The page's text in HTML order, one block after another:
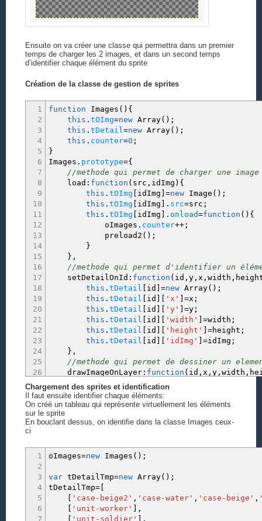
Ensuite on va créer une classe qui permettra dans un premier
temps de charger les 2 images, et dans un second temps
d’identifier chaque élément du sprite
Création de la classe de gestion de sprites
1
2
3
4
5
6
7
8
9
10
11
12
13
14
15
16
17
18
19
20
21
22
23
24
25
26
28
29
30
31
33
34
35
36
37
38
39
function Images ( ) {
this . tOImg=newArray( ) ;
this . tDetail =newArray( ) ;
this . counter=0 ;
}
Images. prototype={
//methode qui permet de charger une image
load : function ( src , idImg ) {
this . tOImg idImg =newImage ( ) ;
this . tOImg idImg . src=src ;
this . tOImg idImg . onload=function ( ) {
oImages. counter++;
preload2 ( ) ;
}
} ,
//methode qui permet d'identifier un
setDetailOnId : function ( id , y, x , width ,
this . tDetail id =newArray( ) ;
this . tDetail id 'x' =x ;
this . tDetail id 'y' =y;
this . tDetail id 'width' =width ;
this . tDetail id 'height' =height ;
this . tDetail id 'idImg' =idImg ;
} ,
//methode qui permet de dessiner un
drawImageOnLayer: function ( id , x , y, width ,
varoCanvasTmp
if(sLayer=='map')
oCanvasTmp=oLayer_map;
oCanvasTmp=oLayer_apercu;
oCanvasTmp=oLayer_perso;
}else if(sLayer
}
oCanvasTmp. drawImage2 (this.tOImg[
Chargement des sprites et identification
Il faut ensuite identifier chaque éléments:
On créé un tableau qui représente virtuellement les éléments
sur le sprite
En bouclant dessus, on identifie dans la classe Images ceux-
ci
1
2
3
4
5
6
7
oImages=newImages ( ) ;
vartDetailTmp=newArray( ) ;
tDetailTmp=[
'case-beige2' , 'case-water' , 'case-beige' ,
'unit-worker'
,
'unit-soldier' ,